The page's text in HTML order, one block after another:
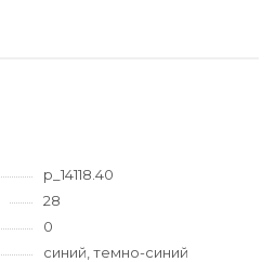
p_14118.40
28
0
синий, темно-синий